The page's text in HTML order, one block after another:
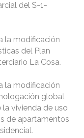
del S-1-
la modificación
del Plan
La Cosa.
la modificación
global
la vivienda de uso
de apartamentos